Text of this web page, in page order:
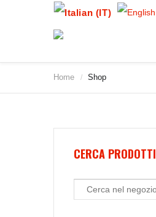
Home / Shop
CERCA PRODOTTI